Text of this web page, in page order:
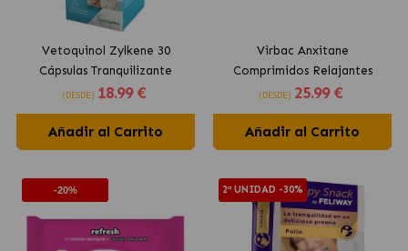
Vetoquinol Zylkene 30
Cápsulas Tranquilizante
Natural para Perros y Gatos
(DESDE) 18.99 €
Añadir al Carrito
Virbac Anxitane
Comprimidos Relajantes
Naturales para perros y
gatos
(DESDE) 25.99 €
Añadir al Carrito
-20% 2ª UNIDAD -30%